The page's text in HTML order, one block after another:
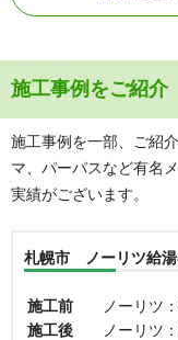
施工事例をご紹介
施工事例を一部、ご紹
マ、パーパスなど有名
実績がございます。
札幌市 ノーリツ給湯
施工前
ノーリツ
施工後
ノーリツ